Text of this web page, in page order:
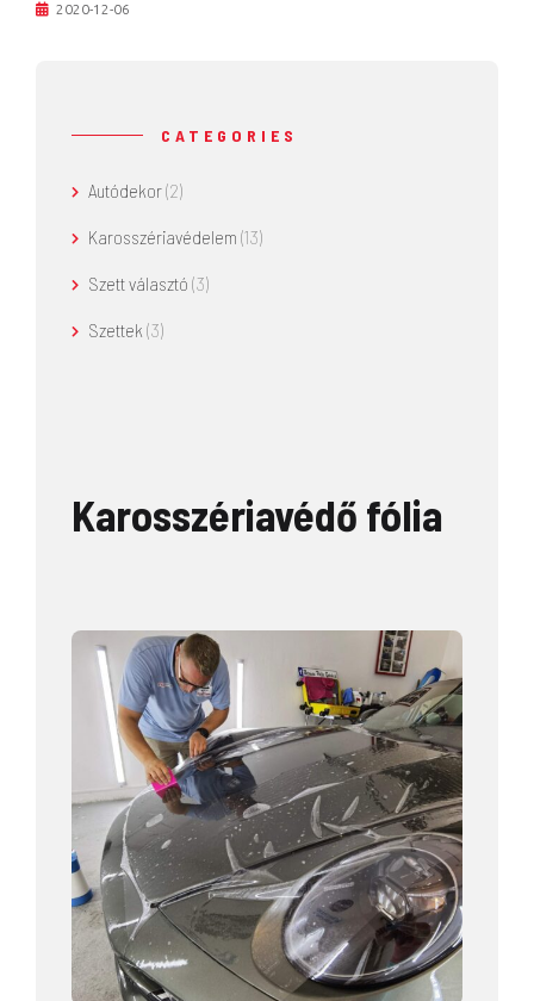
2020-12-06
CATEGORIES
Autódekor(2)
Karosszériavédelem (13)
Szett választó (3)
Szettek (3)
Karosszériavédő fólia